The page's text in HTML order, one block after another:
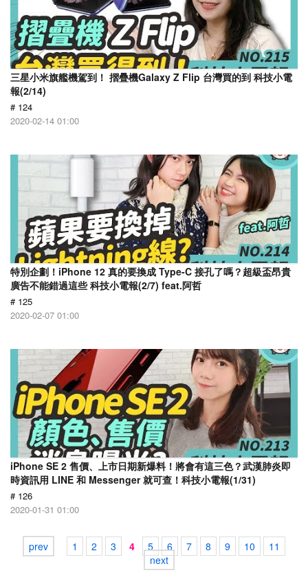
三星小米旗艦機駕到！ 摺疊機Galaxy Z Flip 台灣買的到 科技小電
報(2/14)
# 124
2020-02-14 01:00
特別企劃！iPhone 12 真的要換成 Type-C 接孔了嗎？超級盃昂貴
廣告不能錯過這些 科技小電報(2/7) feat.阿哲
# 125
2020-02-07 01:00
iPhone SE 2 售價、上市日期新爆料！將會有這三色？武漢肺炎即
時資訊用 LINE 和 Messenger 就可查！科技小電報(1/31)
# 126
2020-01-31 01:00
prev 1 2 3 4 5 6 7 8 9 10
11
next